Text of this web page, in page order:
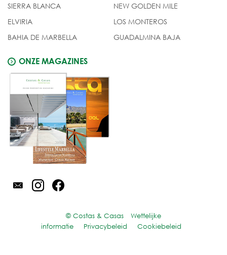
SIERRA BLANCA
ELVIRIA
BAHIA DE MARBELLA
NEW GOLDEN MILE
LOS MONTEROS
GUADALMINA BAJA
ONZE MAGAZINES
© Costas & Casas
Wettelijke
informatie
Privacybeleid Cookiebeleid